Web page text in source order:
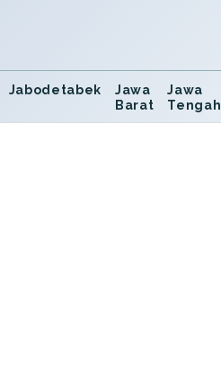
Jabodetabek
Jawa
Barat
Jawa
Tengah